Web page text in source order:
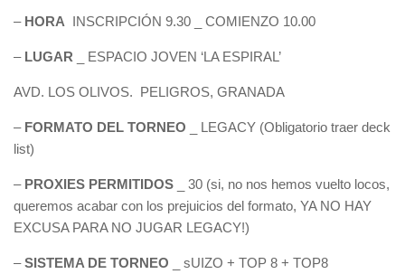
– HORA INSCRIPCIÓN 9.30 _ COMIENZO 10.00
– LUGAR _ ESPACIO JOVEN ‘LA ESPIRAL’
AVD. LOS OLIVOS. PELIGROS, GRANADA
– FORMATO DEL TORNEO _ LEGACY (Obligatorio traer deck
list)
– PROXIES PERMITIDOS _ 30 (si, no nos hemos vuelto locos,
queremos acabar con los prejuicios del formato, YA NO HAY
EXCUSA PARA NO JUGAR LEGACY!)
–SISTEMA DE TORNEO _ sUIZO + TOP 8 + TOP8